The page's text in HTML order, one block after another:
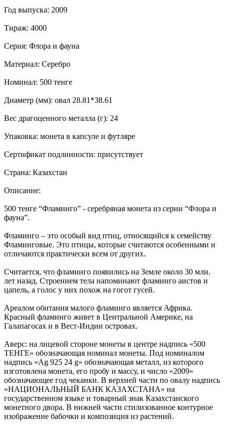
Год выпуска: 2009
Тираж: 4000
Серия: Флора и фауна
Материал: Серебро
Номинал: 500 тенге
Диаметр (мм): овал 28.81*38.61
Вес драгоценного металла (г): 24
Упаковка: монета в капсуле и футляре
Сертификат подлинности: присутствует
Страна: Казахстан
Описание:
500 тенге “Фламинго” - серебряная монета из серии “Флора и
фауна”.
Фламинго – это особый вид птиц, относящийся к семейству
Фламинговые. Это птицы, которые считаются особенными и
отличаются практически всем от других.
Считается, что фламинго появились на Земле около 30 млн.
лет назад. Строением тела напоминают фламинго аистов и
цапель, а голос у них похож на гогот гусей.
Ареалом обитания малого фламинго является Африка.
Красный фламинго живет в Центральной Америке, на
Галапагосах и в Вест-Индии островах.
Аверс: на лицевой стороне монеты в центре надпись «500
ТЕНГЕ» обозначающая номинал монеты. Под номиналом
надпись «Ag 925 24 g» обозначающая металл, из которого
изготовлена монета, его пробу и массу, и число «2009»
обозначающее год чеканки. В верхней части по овалу надпись
«НАЦИОНАЛЬНЫЙ БАНК КАЗАХСТАНА» на
государственном языке и товарный знак Казахстанского
монетного двора. В нижней части стилизованное контурное
изображение бабочки и композиция из растений.